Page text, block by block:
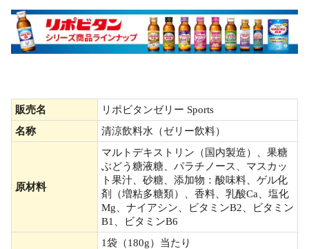
販売名
リポビタンゼリー Sports
名称
清涼飲料水（ゼリー飲料）
原材料
マルトデキストリン（国内製造）、果糖
ぶどう糖液糖、パラチノース、マスカッ
ト果汁、砂糖、添加物：酸味料、ゲル化
剤（増粘多糖類）、香料、乳酸Ca、塩化
Mg、ナイアシン、ビタミンB2、ビタミン
B1、ビタミンB6
1袋（180g）当たり